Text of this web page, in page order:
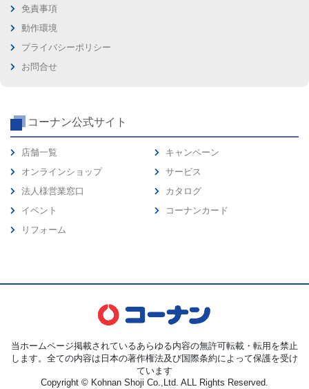
免責事項
動作環境
プライバシーポリシー
お問合せ
コーナン公式サイト
店舗一覧
オンラインショップ
法人様営業窓口
イベント
リフォーム
キャンペーン
サービス
カタログ
コーナンカード
当ホームページ掲載されているあらゆる内容の無許可転載・転用を禁止
します。全ての内容は日本の著作権法及び国際条約によって保護を受け
ています
Copyright © Kohnan Shoji Co.,Ltd. ALL Rights Reserved.